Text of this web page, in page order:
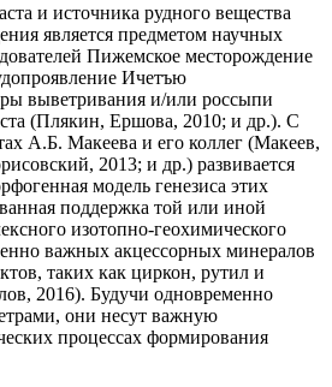
и источника рудного вещества
является предметом научных
Пижемское месторождение
Ичетъю
выветривания и/или россыпи
(Плякин, Ершова, 2010; и др.). С
А.Б. Макеева и его коллег (Макеев,
2013; и др.) развивается
модель генезиса этих
поддержка той или иной
изотопно-геохимического
важных акцессорных минералов
таких как циркон, рутил и
2016). Будучи одновременно
они несут важную
процессах формирования